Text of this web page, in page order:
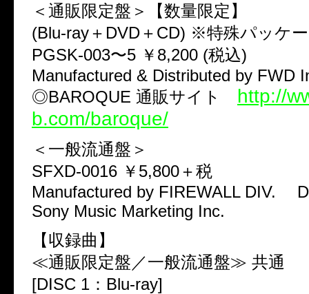
＜通販限定盤＞【数量限定】
(Blu-ray＋DVD＋CD) ※特殊パッケ
PGSK-003〜5 ￥8,200 (税込)
Manufactured & Distributed by FWD
◎BAROQUE 通販サイト http://
b.com/baroque/
＜一般流通盤＞
SFXD-0016 ￥5,800＋税
Manufactured by FIREWALL DIV.
Sony Music Marketing Inc.
【収録曲】
≪通販限定盤／一般流通盤≫ 共通
[DISC 1：Blu-ray]